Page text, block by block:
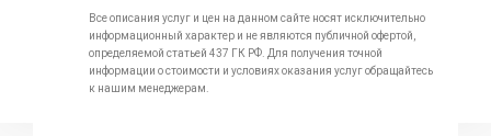
Все описания услуг и цен на данном сайте носят исключительно
информационный характер и не являются публичной офертой,
определяемой статьей 437 ГК РФ. Для получения точной
информации о стоимости и условиях оказания услуг обращайтесь
к нашим менеджерам.